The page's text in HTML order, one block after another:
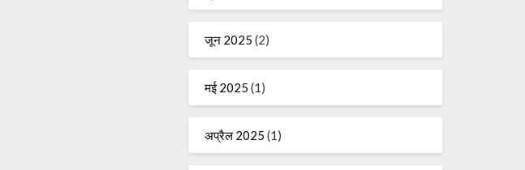
जून 2025 (2)
मई 2025 (1)
अप्रैल 2025 (1)